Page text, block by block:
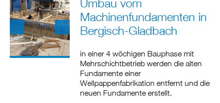
Umbau vom
Machinenfundamenten in
Bergisch-Gladbach
in einer 4 wöchigen Bauphase mit
Mehrschichtbetrieb werden die alten
Fundamente einer
Wellpappenfabrikation entfernt und die
neuen Fundamente erstellt.